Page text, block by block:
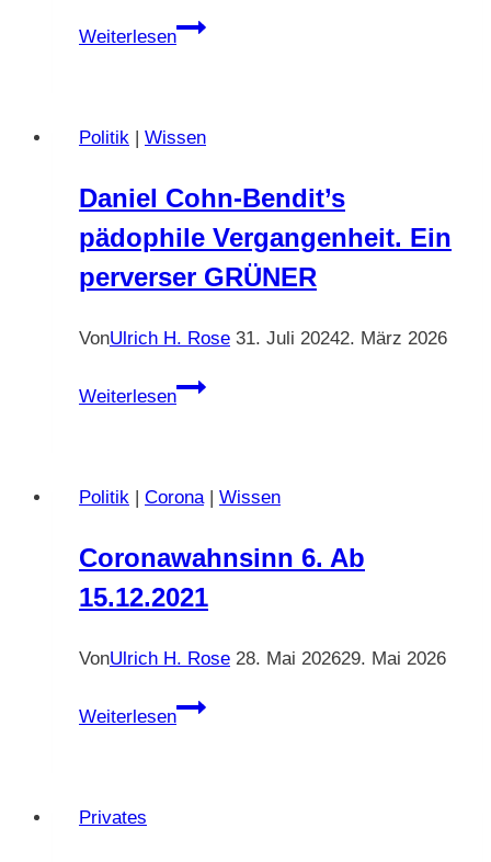
Weiterlesen
Wo
Immanuel
geboren
wurde?
Artikel
von
Suchsland
vom
21.04.2024
Politik Wissen
Daniel Cohn-Bendit’s
pädophile Vergangenheit. Ein
perverser GRÜNER
VonUlrich H. Rose 31. Juli 20242. März 2026
Weiterlesen
Daniel
Vergangenheit.
perverser
GRÜNER
Politik Corona| Wissen
Coronawahnsinn 6. Ab
15.12.2021
VonUlrich H. Rose 28. Mai 202629. Mai 2026
Weiterlesen
Coronawahnsinn
Privates